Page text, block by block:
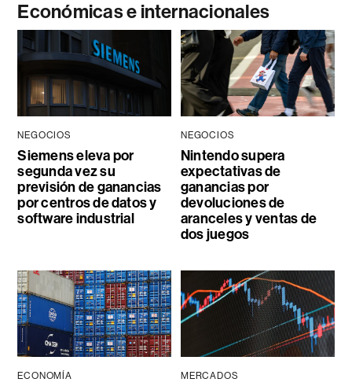
Económicas e internacionales
NEGOCIOS
Siemens eleva por
segunda vez su
previsión de ganancias
por centros de datos y
software industrial
NEGOCIOS
Nintendo supera
expectativas de
ganancias por
devoluciones de
aranceles y ventas de
dos juegos
ECONOMÍA MERCADOS